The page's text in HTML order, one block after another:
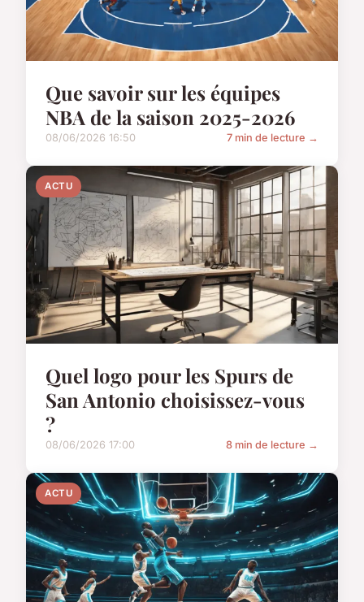
Que savoir sur les équipes
NBA de la saison 2025-2026
08/06/2026 16:50 7 min de lecture →
ACTU
Quel logo pour les Spurs de
San Antonio choisissez-vous
?
08/06/2026 17:00 8 min de lecture →
ACTU